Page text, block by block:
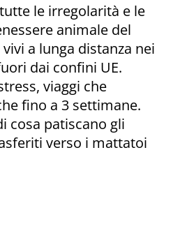
le irregolarità e le
animale del
a lunga distanza nei
dai confini UE.
viaggi che
fino a 3 settimane.
cosa patiscano gli
verso i mattatoi